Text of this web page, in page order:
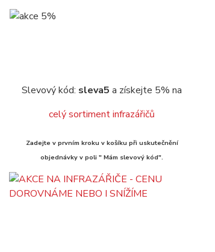
Slevový kód: sleva5 a získejte 5% na
celý sortiment infrazářičů
Zadejte v prvním kroku v košíku při uskutečnění
objednávky v poli " Mám slevový kód".